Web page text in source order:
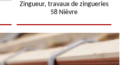
Zingueur, travaux de zingueries
58 Nièvre